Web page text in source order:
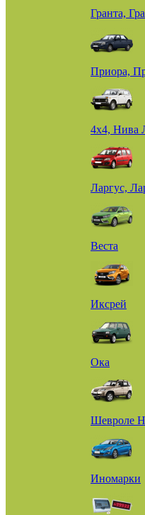
Гранта,
Приора,
4х4, Нива
Ларгус,
Веста
Иксрей
Ока
Шевроле
Иномарки